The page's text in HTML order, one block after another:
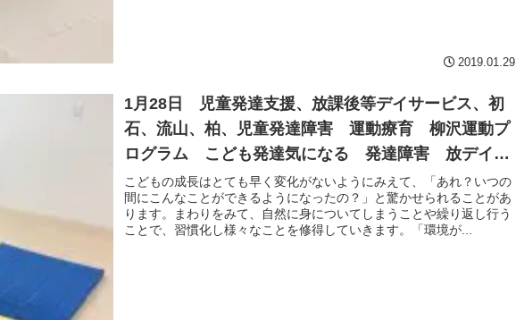
2019.01.29
1月28日 児童発達支援、放課後等デイサービス、初
石、流山、柏、児童発達障害 運動療育 柳沢運動プ
ログラム こども発達気になる 発達障害 放デイ
自閉症 学習障害 LD ADHD アスペルガー症候群
こどもの成長はとても早く変化がないようにみえて、「あれ？いつの
間にこんなことができるようになったの？」と驚かせられることがあ
ります。まわりをみて、自然に身についてしまうことや繰り返し行う
ことで、習慣化し様々なことを修得していきます。「環境が...